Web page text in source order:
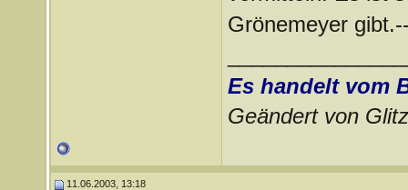
Grönemeyer
Es handelt vom
Geändert von
11.06.2003, 13:18